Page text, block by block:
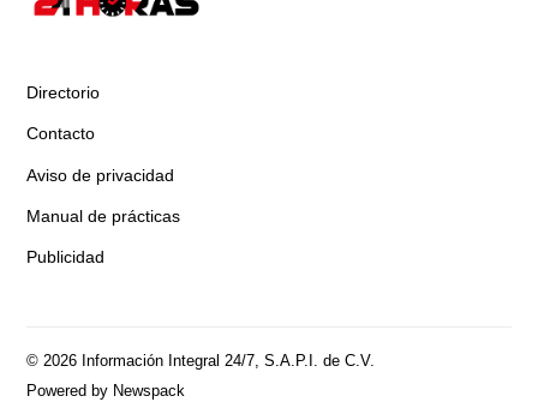
Directorio
Contacto
Aviso de privacidad
Manual de prácticas
Publicidad
© 2026 Información Integral 24/7, S.A.P.I. de C.V.
Powered by Newspack